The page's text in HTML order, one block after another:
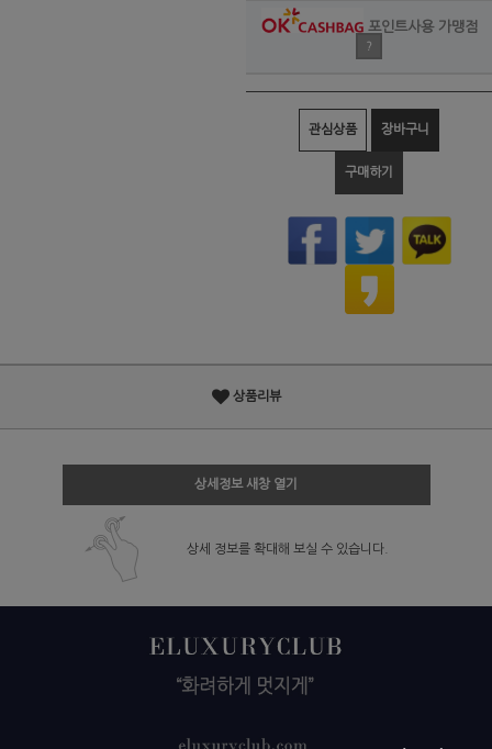
포인트사용 가맹점
?
관심상품 장바구니
구매하기
상품리뷰
상세정보 새창 열기
상세 정보를 확대해 보실 수 있습니다.